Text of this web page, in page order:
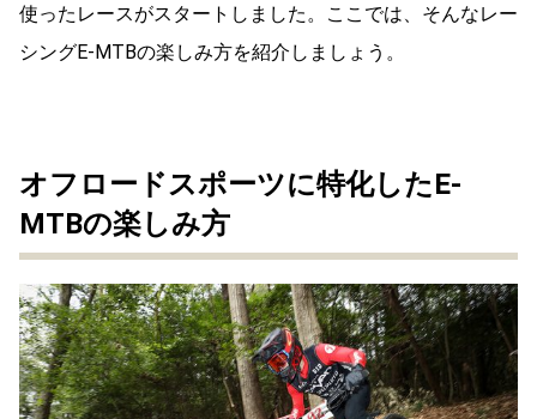
使ったレースがスタートしました。ここでは、そんなレー
シングE-MTBの楽しみ方を紹介しましょう。
オフロードスポーツに特化したE-
MTBの楽しみ方